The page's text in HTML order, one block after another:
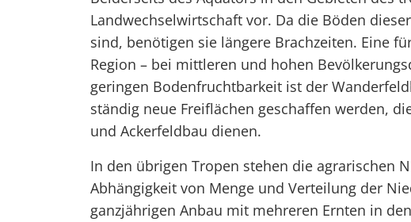
Landwechselwirtschaft vor. Da die Böden
sind, benötigen sie längere Brachzeiten. Eine
Region – bei mittleren und hohen
geringen Bodenfruchtbarkeit ist der
ständig neue Freiflächen geschaffen werden,
und Ackerfeldbau dienen.
In den übrigen Tropen stehen die agrarischen
Abhängigkeit von Menge und Verteilung der
ganzjährigen Anbau mit mehreren Ernten in